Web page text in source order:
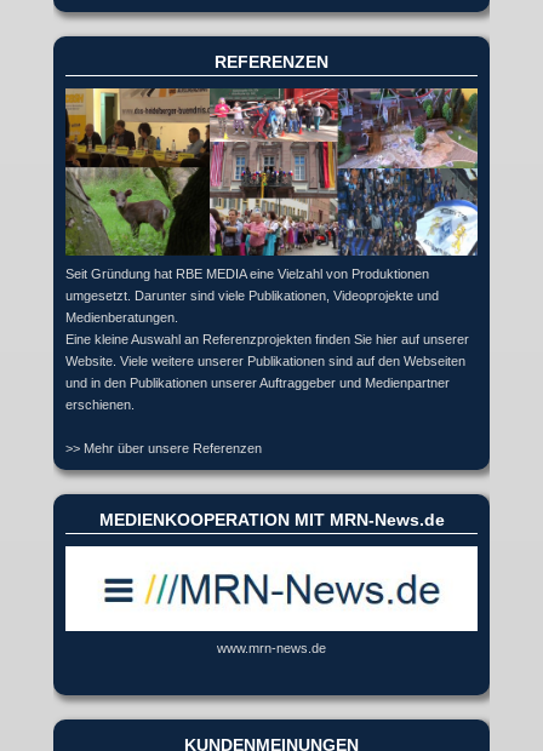
REFERENZEN
Seit Gründung hat RBE MEDIA eine Vielzahl von Produktionen
umgesetzt. Darunter sind viele Publikationen, Videoprojekte und
Medienberatungen.
Eine kleine Auswahl an Referenzprojekten finden Sie hier auf unserer
Website. Viele weitere unserer Publikationen sind auf den Webseiten
und in den Publikationen unserer Auftraggeber und Medienpartner
erschienen.
>> Mehr über unsere Referenzen
MEDIENKOOPERATION MIT MRN-News.de
www.mrn-news.de
KUNDENMEINUNGEN